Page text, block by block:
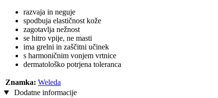
razvaja in neguje
spodbuja elastičnost kože
zagotavlja nežnost
se hitro vpije, ne masti
ima grelni in zaščitni učinek
s harmoničnim vonjem vrtnice
dermatološko potrjena toleranca
Znamka: Weleda
Dodatne informacije